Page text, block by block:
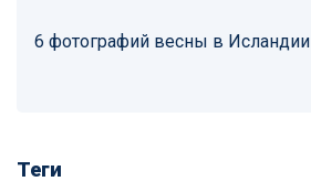
6 фотографий весны в Исландии
Теги